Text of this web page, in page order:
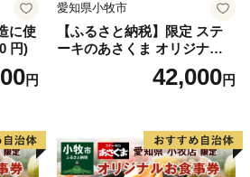
に使
円)
円
愛知県小牧市
【ふるさと納税】限定 ステ
ーキのあさくま オリジナル
お食事券 12000円 お好きなメ
ニュー 好きなだけ コーンス
県 小牧店 小牧市 チケット 送
料無料
42,000円